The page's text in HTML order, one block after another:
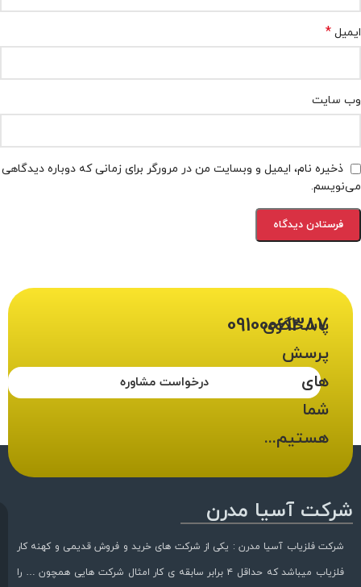
ایمیل *
وب‌ سایت
ذخیره نام، ایمیل و وبسایت من در مرورگر برای زمانی که دوباره دیدگاهی
می‌نویسم.
درخواست مشاوره
پاسخگوی
پرسش
های
شما
هستیم...
09100061387
شرکت آسیا مدرن
شرکت فلزیاب آسیا مدرن : یکی از شرکت های خرید و فروش قدیمی و کهنه کار
فلزیاب میباشد که حداقل ۴ برابر سابقه ی کار امثال شرکت هایی همچون … را